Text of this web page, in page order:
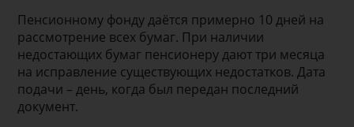
Пенсионному фонду даётся примерно 10 дней на
рассмотрение всех бумаг. При наличии
недостающих бумаг пенсионеру дают три месяца
на исправление существующих недостатков. Дата
подачи – день, когда был передан последний
документ.